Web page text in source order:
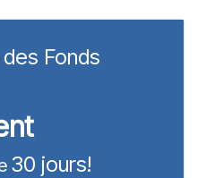
Fonds
30 jours!